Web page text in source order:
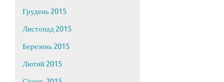
Грудень 2015
Листопад 2015
Березень 2015
Лютий 2015